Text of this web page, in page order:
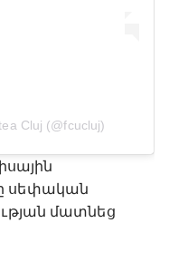
Cluj (@fcucluj)
սեփական
մատնեց